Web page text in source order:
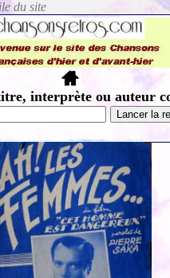
interprète ou auteur